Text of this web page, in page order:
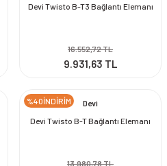
Devi Twisto B-T3 Bağlantı Elemanı
16.552,72 TL
9.931,63 TL
%40İNDİRİM
Devi
Devi Twisto B-T Bağlantı Elemanı
13.980,78 TL